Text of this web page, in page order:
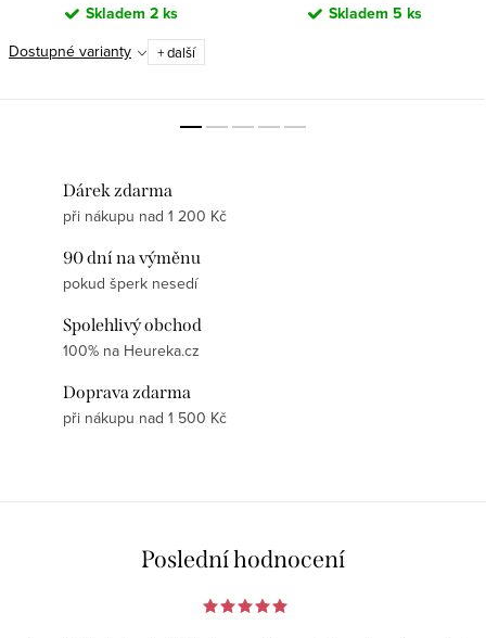
Skladem 2 ks
Dostupné varianty + další
Skladem 5 ks
Dárek zdarma
při nákupu nad 1 200 Kč
90 dní na výměnu
pokud šperk nesedí
Spolehlivý obchod
100% na Heureka.cz
Doprava zdarma
při nákupu nad 1 500 Kč
Poslední hodnocení